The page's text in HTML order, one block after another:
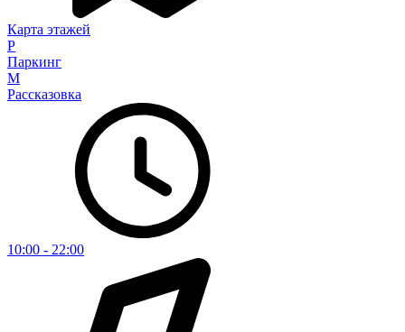
Карта этажей
P
Паркинг
M
Рассказовка
10:00 - 22:00